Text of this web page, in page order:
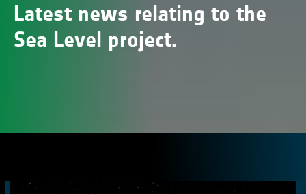
Latest news relating to the
Sea Level project.